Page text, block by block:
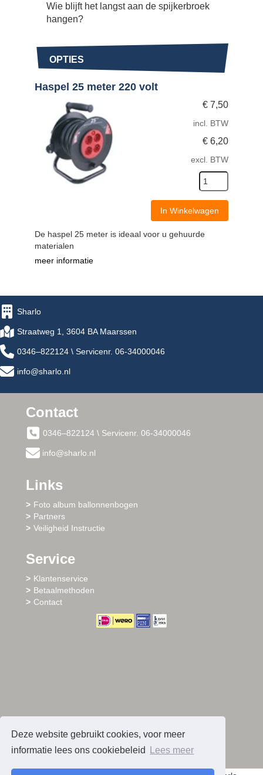
Deze website gebruikt cookies, voor meer
informatie lees ons cookiebeleid
Lees meer
Wie blijft het langst aan de spijkerbroek
hangen?
OPTIES
Haspel 25 meter 220 volt
€ 7,50
incl. BTW
€ 6,20
excl. BTW
In Winkelwagen
De haspel 25 meter is ideaal voor u gehuurde
materialen
meer informatie
Sharlo
Straatweg 1, 3604 BA Maarssen
0346–822124 \ Servicenr. 06-34000046
info@sharlo.nl
Contact
0346–822124 \ Servicenr. 06-34000046
info@sharlo.nl
Links
Foto album ballonnenbogen
Partners
Veiligheid Instructie
Service
Klantenservice
Betaalmethoden
Contact